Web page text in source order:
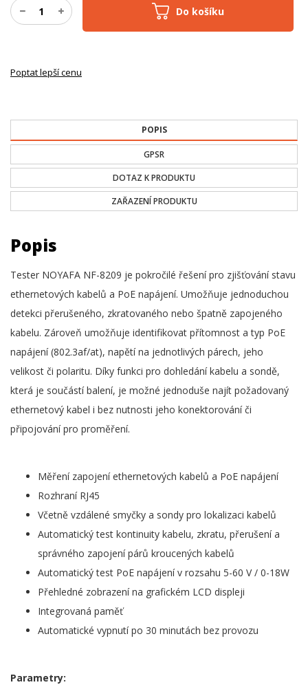
Do košíku
Poptat lepší cenu
POPIS
GPSR
DOTAZ K PRODUKTU
ZAŘAZENÍ PRODUKTU
Popis
Tester NOYAFA NF-8209 je pokročilé řešení pro zjišťování stavu
ethernetových kabelů a PoE napájení. Umožňuje jednoduchou
detekci přerušeného, zkratovaného nebo špatně zapojeného
kabelu. Zároveň umožňuje identifikovat přítomnost a typ PoE
napájení (802.3af/at), napětí na jednotlivých párech, jeho
velikost či polaritu. Díky funkci pro dohledání kabelu a sondě,
která je součástí balení, je možné jednoduše najít požadovaný
ethernetový kabel i bez nutnosti jeho konektorování či
připojování pro proměření.
Měření zapojení ethernetových kabelů a PoE napájení
Rozhraní RJ45
Včetně vzdálené smyčky a sondy pro lokalizaci kabelů
Automatický test kontinuity kabelu, zkratu, přerušení a
správného zapojení párů kroucených kabelů
Automatický test PoE napájení v rozsahu 5-60 V / 0-18W
Přehledné zobrazení na grafickém LCD displeji
Integrovaná paměť
Automatické vypnutí po 30 minutách bez provozu
Parametry: